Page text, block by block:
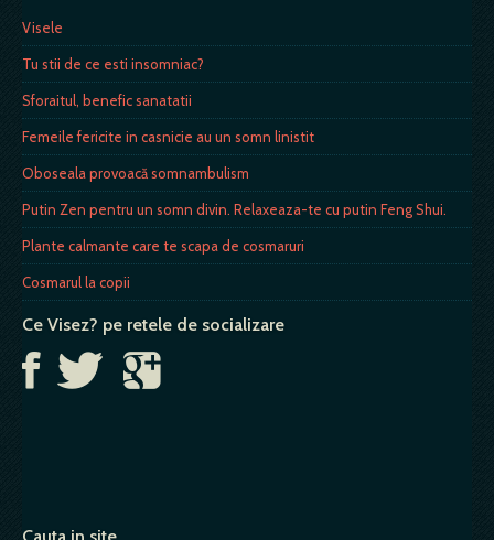
Visele
Tu stii de ce esti insomniac?
Sforaitul, benefic sanatatii
Femeile fericite in casnicie au un somn linistit
Oboseala provoacă somnambulism
Putin Zen pentru un somn divin. Relaxeaza-te cu putin Feng Shui.
Plante calmante care te scapa de cosmaruri
Cosmarul la copii
Ce Visez? pe retele de socializare